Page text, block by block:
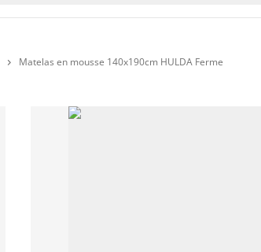
 Matelas en mousse 140x190cm HULDA Ferme